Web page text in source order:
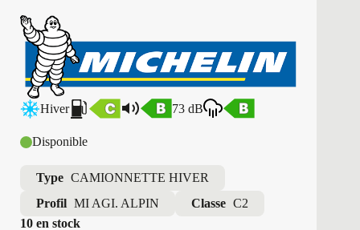
Hiver 73 dB
Disponible
Type CAMIONNETTE HIVER
Profil MI AGI. ALPIN Classe C2
10 en stock